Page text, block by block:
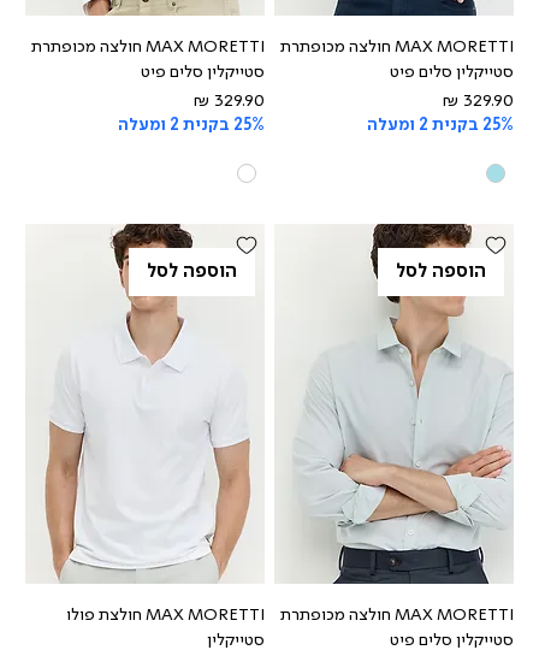
MAX MORETTI חולצה מכופתרת
סטייקלין סלים פיט
מחיר
25% בקנית 2 ומעלה
MAX MORETTI חולצה מכופתרת
סטייקלין סלים פיט
מחיר
25% בקנית 2 ומעלה
הוספה לסל
MAX MORETTI חולצה מכופתרת
סטייקלין סלים פיט
הוספה לסל
MAX MORETTI חולצת פולו
סטייקלין